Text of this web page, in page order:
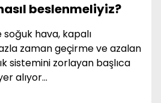
beslenmeliyiz?
soğuk hava, kapalı
zaman geçirme ve azalan
sistemini zorlayan başlıca
alıyor...